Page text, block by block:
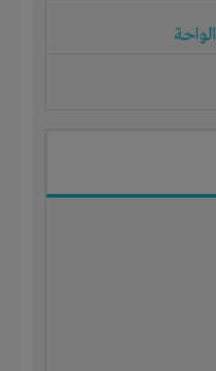
الواحة